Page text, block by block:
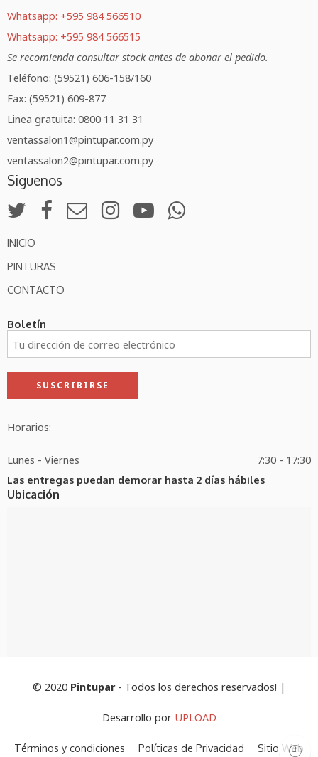
Whatsapp: +595 984 566510
Whatsapp: +595 984 566515
Se recomienda consultar stock antes de abonar el pedido.
Teléfono: (59521) 606-158/160
Fax: (59521) 609-877
Linea gratuita: 0800 11 31 31
ventassalon1@pintupar.com.py
ventassalon2@pintupar.com.py
Siguenos
INICIO
PINTURAS
CONTACTO
Boletín
Horarios:
Lunes - Viernes 7:30 - 17:30
Las entregas puedan demorar hasta 2 días hábiles
Ubicación
© 2020 Pintupar- Todos los derechos reservados! |
Desarrollo por UPLOAD
Términos y condiciones Políticas de Privacidad Sitio Web